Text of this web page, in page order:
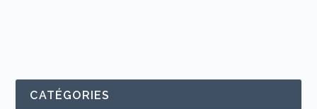
CATÉGORIES